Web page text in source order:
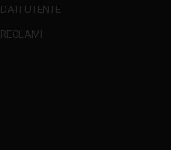
DATI UTENTE
RECLAMI